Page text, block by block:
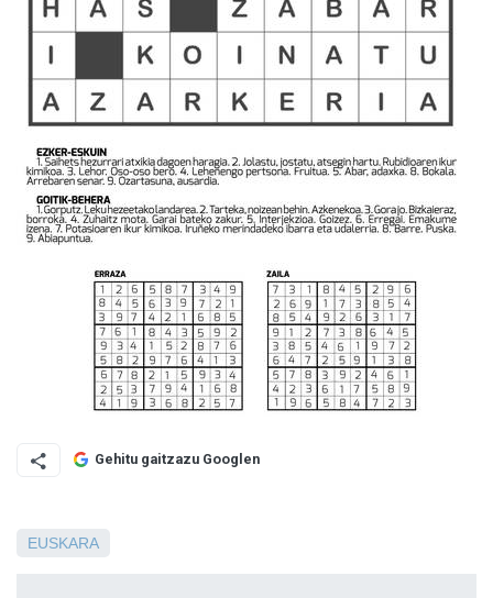
Gehitu gaitzazu Googlen
EUSKARA